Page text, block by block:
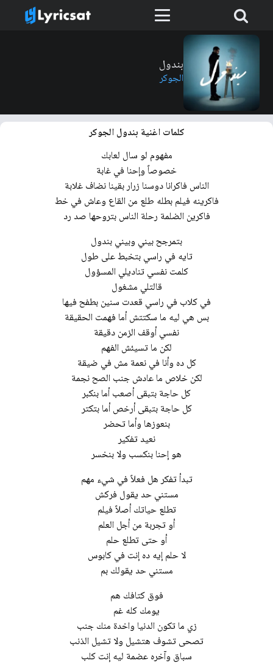
بندول
الجوكر
كلمات اغنية بندول الجوكر
مفهوم لو سال لعابك
خصوصاً وإحنا في غابة
الناس فاكرانا دوسنا زرار بقينا نضاف غلابة
فاكرينه فيلم بطله طلع من القاع وعاش في خط
فاكرين الضلمة رحلة الناس بتروحها صد رد
بتمرجح بيني وبيني بندول
تايه في راسي بتخبط على طول
كلمت نفسي تناديلي المسؤول
قالتلي مشغول
في كلاب في راسي قعدت سنين بطفح فيها
بس هي ليه ما سكتتش أما فهمت الحقيقة
نفسي أوقف الزمن دقيقة
لكن ما تسيئش الفهم
كل ده وأنا في نعمة مش في ضيقة
لكن خلاص ما عادش جنب الصح نجمة
كل حاجة بتبقى أصعب أما بنكبر
كل حاجة بتبقى أرخص أما بتكتر
بنعوزها وأما تحضر
نعيد تفكير
هو إحنا بنكسب ولا بنخسر
تبدأ تفكر هل فعلاً في شيء مهم
مستني حد يقول فركش
تطلع حياتك أصلاً فيلم
أو تجربة من أجل العلم
أو حتى تطلع حلم
لا حلم إيه ده إنت في كابوس
مستني حد يقولك بم
فوق كتافك هم
يومك كله غم
زي ما تكون الدنيا واخدة منك جنب
تصحى تشوف هتشيل ولا تشيل الذنب
سباق وآخره عضمة ليه إنت كلب